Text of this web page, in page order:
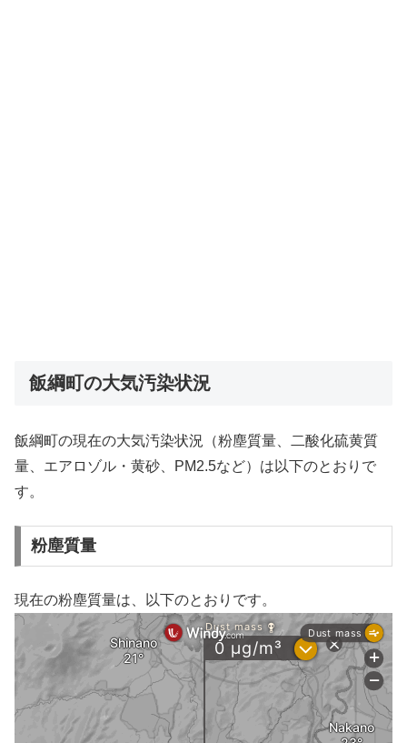
飯綱町の大気汚染状況
飯綱町の現在の大気汚染状況（粉塵質量、二酸化硫黄質
量、エアロゾル・黄砂、PM2.5など）は以下のとおりで
す。
粉塵質量
現在の粉塵質量は、以下のとおりです。